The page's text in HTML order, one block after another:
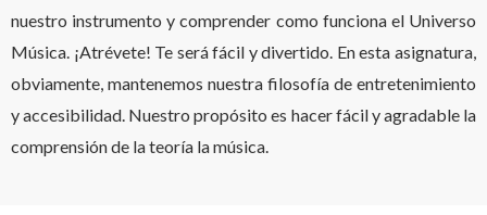
nuestro instrumento y comprender como funciona el Universo
Música. ¡Atrévete! Te será fácil y divertido. En esta asignatura,
obviamente, mantenemos nuestra filosofía de entretenimiento
y accesibilidad. Nuestro propósito es hacer fácil y agradable la
comprensión de la teoría la música.